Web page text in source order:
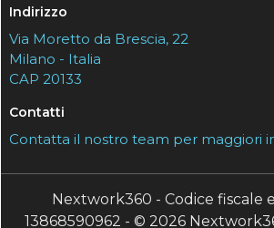
Indirizzo
Via Moretto da Brescia, 22
Milano - Italia
CAP 20133
Contatti
Contatta il nostro team per maggiori
Nextwork360 - Codice fiscale
13868590962 - © 2026